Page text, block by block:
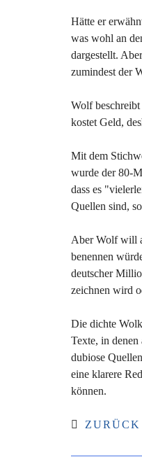
Hätte er
was wohl an
dargestellt.
zumindest der
Wolf
kostet Geld,
Mit dem
wurde der 80-
dass es
Quellen sind,
Aber Wolf will
benennen
deutscher
zeichnen wird
Die dichte
Texte, in
dubiose
eine klarere
können.